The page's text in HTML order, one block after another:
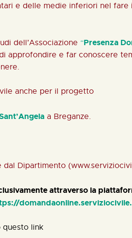
e delle medie inferiori nel fare
dell’Associazione “Presenza
approfondire e far conoscere
anche per il progetto
a Breganze.
dal Dipartimento
attraverso la
link